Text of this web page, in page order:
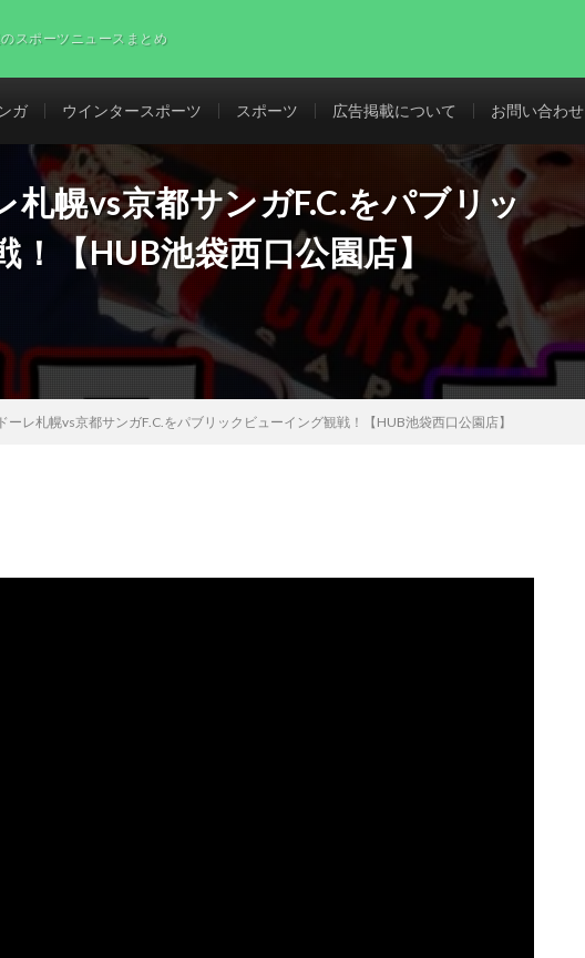
スポーツニュースまとめ
ガ ウインタースポーツ スポーツ 広告掲載について お問い合わせ
札幌vs京都サンガF.C.をパブリッ
！【HUB池袋西口公園店】
ーレ札幌vs京都サンガF.C.をパブリックビューイング観戦！【HUB池袋西口公園店】